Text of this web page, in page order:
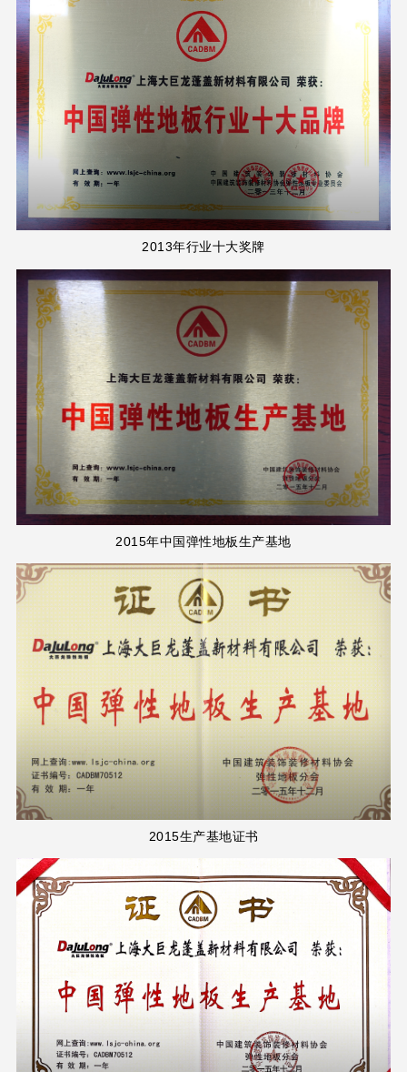
2013年行业十大奖牌
2015年中国弹性地板生产基地
2015生产基地证书